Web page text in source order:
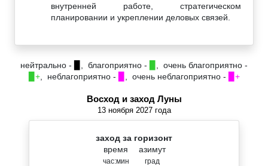
внутренней работе, стратегическом
планировании и укреплении деловых связей.
нейтрально - , благоприятно -
, очень благоприятно -
▉+, неблагоприятно - , очень неблагоприятно - ▉+
Восход и заход Луны
13 ноября 2027 года
заход за горизонт
время
час:мин
азимут
град